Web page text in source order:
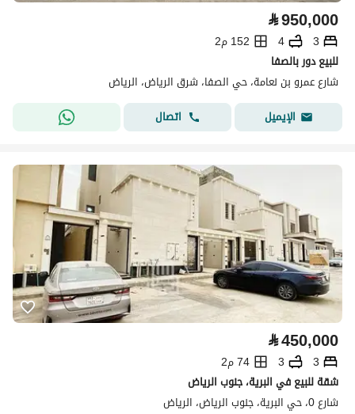
⃁950,000
3
4
152 م2
للبيع دور بالصفا
شارع عمرو بن نعامة، حي الصفا، شرق الرياض، الرياض
الإيميل
اتصال
⃁450,000
3
3
74 م2
شقة للبيع في البرية، جنوب الرياض
شارع 0، حي البرية، جنوب الرياض، الرياض